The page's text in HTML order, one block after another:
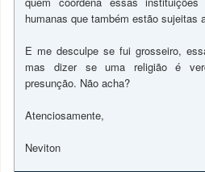
humanas que também estão sujeitas
E me desculpe se fui grosseiro,
mas dizer se uma religião é
presunção. Não acha?
Atenciosamente,
Neviton